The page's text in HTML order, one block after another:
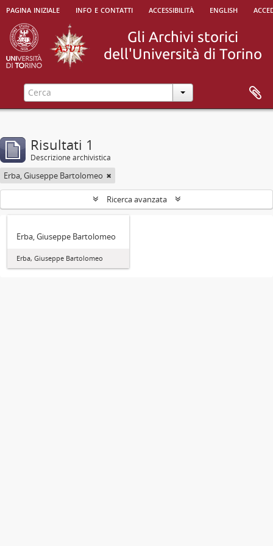
pagina iniziale info e contatti accessibilità english
Risultati 1
Descrizione archivistica
Erba, Giuseppe Bartolomeo
Ricerca avanzata
Erba, Giuseppe Bartolomeo
Erba, Giuseppe Bartolomeo